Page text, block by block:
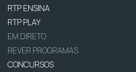
RTP ENSINA
RTP PLAY
EM DIRETO
REVER PROGRAMAS
CONCURSOS